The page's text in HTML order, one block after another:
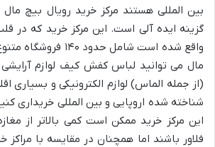
گزینه ایده آلی است. این مرکز خرید که در
واقع شده است شامل
مال می توانید لباس کفش کیف لوازم
(از جمله الماس) لوازم الکترونیکی و بسیاری
شناخته شده اروپایی و بین المللی خریداری
این مرکز خرید ممکن است کمی بالاتر از
فلاور باشند اما همچنان در مقایسه با مراکز